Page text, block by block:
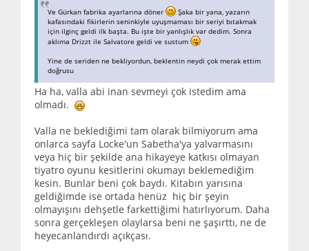
Ve Gürkan fabrika ayarlarına döner
Şaka bir yana, yazarın
kafasındaki fikirlerin seninkiyle uyuşmaması bir seriyi bıtakmak
için ilginç geldi ilk başta. Bu işte bir yanlışlık var dedim. Sonra
aklıma Drizzt ile Salvatore geldi ve sustum
Yine de seriden ne bekliyordun, beklentin neydi çok merak ettim
doğrusu
Ha ha, valla abi inan sevmeyi çok istedim ama
olmadı.
Valla ne beklediğimi tam olarak bilmiyorum ama
onlarca sayfa Locke'un Sabetha'ya yalvarmasını
veya hiç bir şekilde ana hikayeye katkısı olmayan
tiyatro oyunu kesitlerini okumayı beklemediğim
kesin. Bunlar beni çok baydı. Kitabın yarısına
geldiğimde ise ortada henüz hiç bir şeyin
olmayışını dehşetle farkettiğimi hatırlıyorum. Daha
sonra gerçekleşen olaylarsa beni ne şaşırttı, ne de
heyecanlandırdı açıkçası.